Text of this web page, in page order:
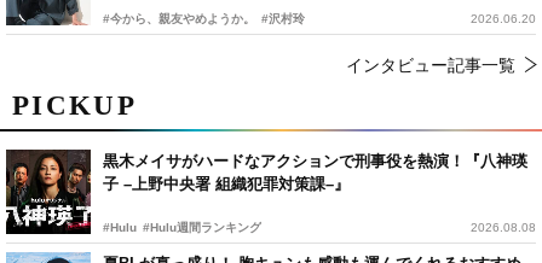
PICKUP
黒木メイサがハードなアクションで刑事役を熱演！『八神瑛
子 –上野中央署 組織犯罪対策課–』
#Hulu #Hulu週間ランキング 2026.08.08
#今から、親友やめようか。 #沢村玲 2026.06.20
インタビュー記事一覧